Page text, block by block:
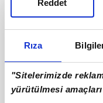
Rıza
"Sitelerimizde
yürütülmesi
Reddet